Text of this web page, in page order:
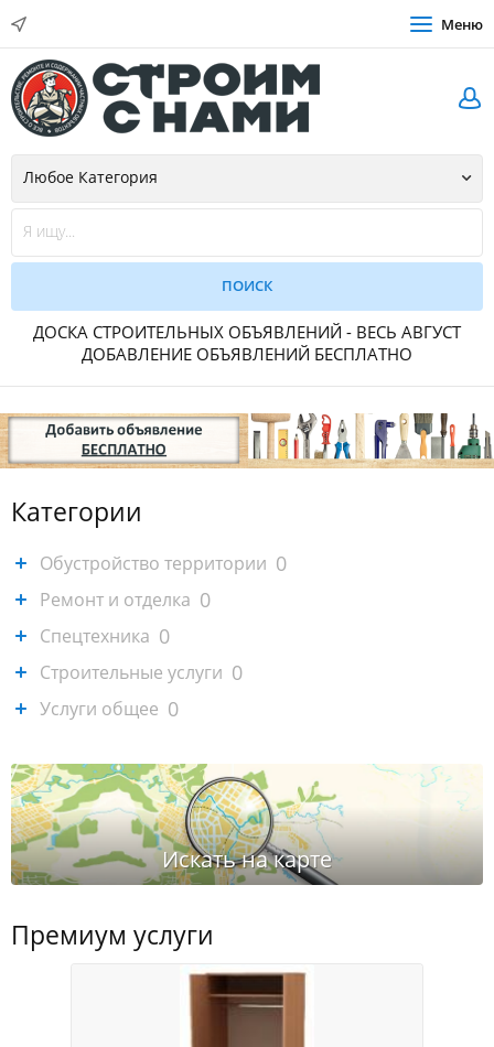
Меню
ДОСКА СТРОИТЕЛЬНЫХ ОБЪЯВЛЕНИЙ - ВЕСЬ АВГУСТ
ДОБАВЛЕНИЕ ОБЪЯВЛЕНИЙ БЕСПЛАТНО
Категории
Обустройство территории 0
Ремонт и отделка 0
Спецтехника 0
Строительные услуги 0
Услуги общее 0
Премиум услуги